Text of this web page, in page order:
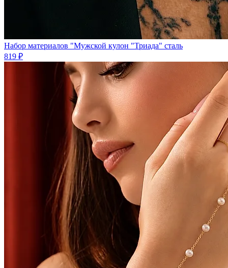
Набор материалов "Мужской кулон "Триада" сталь
819 ₽